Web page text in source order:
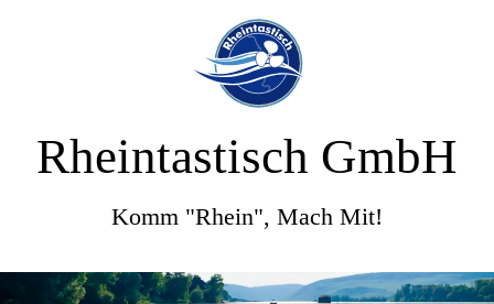
Rheintastisch GmbH
Komm "Rhein", Mach Mit!